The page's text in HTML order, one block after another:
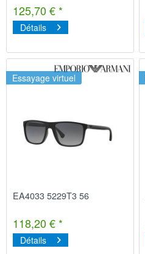
125,70 € *
Détails
Essayage virtuel
EA4033 5229T3 56
118,20 € *
Détails